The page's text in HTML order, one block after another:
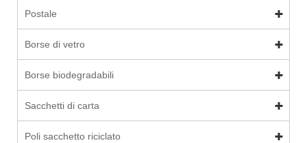
Postale
Borse di vetro
Borse biodegradabili
Sacchetti di carta
Poli sacchetto riciclato